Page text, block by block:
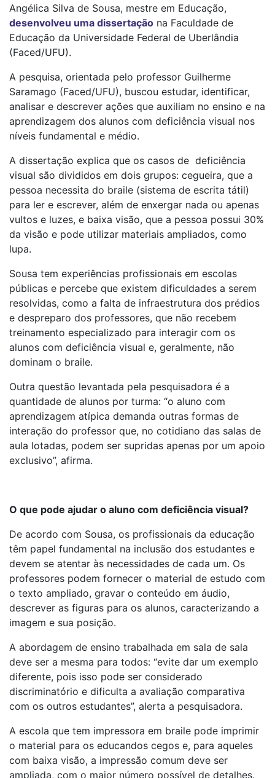
Angélica Silva de Sousa, mestre em Educação,
desenvolveu uma dissertação na Faculdade de
Educação da Universidade Federal de Uberlândia
(Faced/UFU).
A pesquisa, orientada pelo professor Guilherme
Saramago (Faced/UFU), buscou estudar, identificar,
analisar e descrever ações que auxiliam no ensino e na
aprendizagem dos alunos com deficiência visual nos
níveis fundamental e médio.
A dissertação explica que os casos de deficiência
visual são divididos em dois grupos: cegueira, que a
pessoa necessita do braile (sistema de escrita tátil)
para ler e escrever, além de enxergar nada ou apenas
vultos e luzes, e baixa visão, que a pessoa possui 30%
da visão e pode utilizar materiais ampliados, como
lupa.
Sousa tem experiências profissionais em escolas
públicas e percebe que existem dificuldades a serem
resolvidas, como a falta de infraestrutura dos prédios
e despreparo dos professores, que não recebem
treinamento especializado para interagir com os
alunos com deficiência visual e, geralmente, não
dominam o braile.
Outra questão levantada pela pesquisadora é a
quantidade de alunos por turma: “o aluno com
aprendizagem atípica demanda outras formas de
interação do professor que, no cotidiano das salas de
aula lotadas, podem ser supridas apenas por um apoio
exclusivo”, afirma.
O que pode ajudar o aluno com deficiência visual?
De acordo com Sousa, os profissionais da educação
têm papel fundamental na inclusão dos estudantes e
devem se atentar às necessidades de cada um. Os
professores podem fornecer o material de estudo com
o texto ampliado, gravar o conteúdo em áudio,
descrever as figuras para os alunos, caracterizando a
imagem e sua posição.
A abordagem de ensino trabalhada em sala de sala
deve ser a mesma para todos: “evite dar um exemplo
diferente, pois isso pode ser considerado
discriminatório e dificulta a avaliação comparativa
com os outros estudantes”, alerta a pesquisadora.
A escola que tem impressora em braile pode imprimir
o material para os educandos cegos e, para aqueles
com baixa visão, a impressão comum deve ser
ampliada, com o maior número possível de detalhes.